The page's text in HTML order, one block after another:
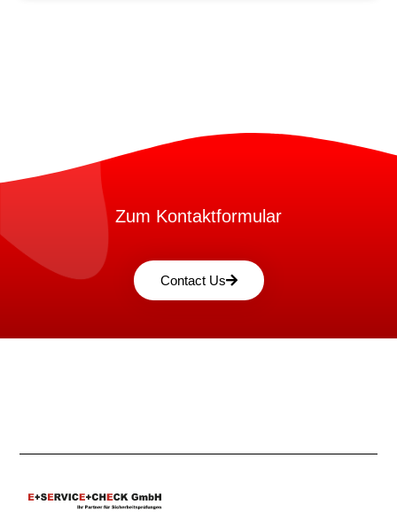
Zum Kontaktformular
Contact Us